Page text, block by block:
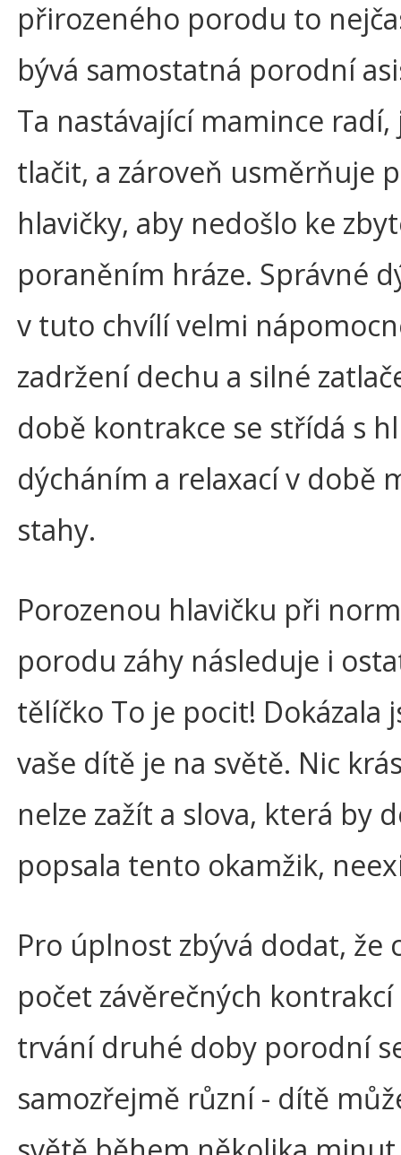
přirozeného porodu to
bývá samostatná porodní
Ta nastávající mamince radí,
tlačit, a zároveň usměrňuje
hlavičky, aby nedošlo ke
poraněním hráze. Správné
v tuto chvílí velmi
zadržení dechu a silné
době kontrakce se střídá s
dýcháním a relaxací v době
stahy.
Porozenou hlavičku při
porodu záhy následuje i
tělíčko To je pocit! Dokázala
vaše dítě je na světě. Nic
nelze zažít a slova, která by
popsala tento okamžik,
Pro úplnost zbývá dodat, že
počet závěrečných
trvání druhé doby porodní
samozřejmě různí - dítě